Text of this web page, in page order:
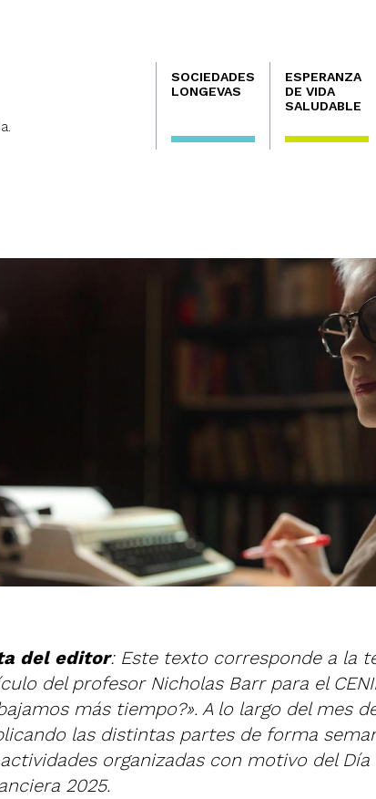
Navegación
principal
SOCIEDADES
LONGEVAS
ESPERANZA
DE VIDA
SALUDABLE
del editor: Este texto corresponde a la
del profesor Nicholas Barr para el
más tiempo?». A lo largo del mes
las distintas partes de forma
organizadas con motivo del Día
2025.